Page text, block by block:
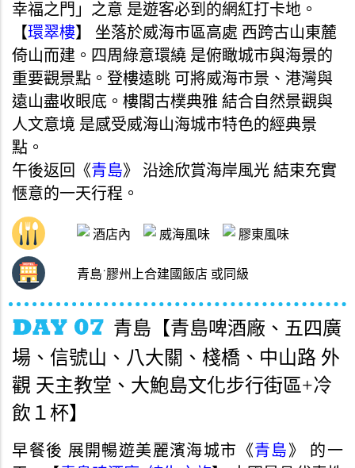
幸福之門」之意 是遊客必到的網紅打卡地。
【環翠樓】 坐落於威海市區高處 西跨古山東麓
倚山而建。四周綠意環繞 是俯瞰城市與海景的
重要觀景點。登樓遠眺 可將威海市景、港灣與
遠山盡收眼底。樓閣古樸典雅 結合自然景觀與
人文意境 是感受威海山海城市特色的經典景
點。
午後返回《青島》 沿途欣賞海岸風光 結束充實
愜意的一天行程。
酒店內 威海風味 膠東風味
青島˙膠州上合建國飯店 或同級
青島【青島啤酒廠、五四廣
場、信號山、八大關、棧橋、中山路 外
觀 天主教堂、大鮑島文化步行街區+冷
飲１杯】
早餐後 展開暢遊美麗濱海城市《青島》 的一